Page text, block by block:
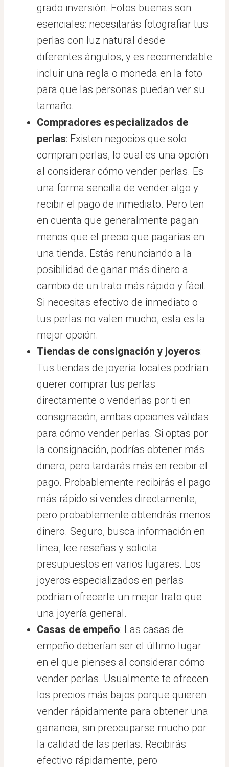
grado inversión. Fotos buenas son
esenciales: necesitarás fotografiar tus
perlas con luz natural desde
diferentes ángulos, y es recomendable
incluir una regla o moneda en la foto
para que las personas puedan ver su
tamaño.
Compradores especializados de
perlas: Existen negocios que solo
compran perlas, lo cual es una opción
al considerar cómo vender perlas. Es
una forma sencilla de vender algo y
recibir el pago de inmediato. Pero ten
en cuenta que generalmente pagan
menos que el precio que pagarías en
una tienda. Estás renunciando a la
posibilidad de ganar más dinero a
cambio de un trato más rápido y fácil.
Si necesitas efectivo de inmediato o
tus perlas no valen mucho, esta es la
mejor opción.
Tiendas de consignación y joyeros:
Tus tiendas de joyería locales podrían
querer comprar tus perlas
directamente o venderlas por ti en
consignación, ambas opciones válidas
para cómo vender perlas. Si optas por
la consignación, podrías obtener más
dinero, pero tardarás más en recibir el
pago. Probablemente recibirás el pago
más rápido si vendes directamente,
pero probablemente obtendrás menos
dinero. Seguro, busca información en
línea, lee reseñas y solicita
presupuestos en varios lugares. Los
joyeros especializados en perlas
podrían ofrecerte un mejor trato que
una joyería general.
Casas de empeño: Las casas de
empeño deberían ser el último lugar
en el que pienses al considerar cómo
vender perlas. Usualmente te ofrecen
los precios más bajos porque quieren
vender rápidamente para obtener una
ganancia, sin preocuparse mucho por
la calidad de las perlas. Recibirás
efectivo rápidamente, pero